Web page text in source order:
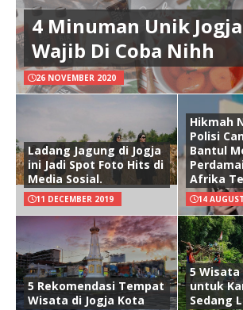
4 Minuman Unik
Wajib Di Coba Nihh
26 NOVEMBER 2020
Ladang Jagung di Jogja
ini Jadi Spot Foto Hits di
Media Sosial.
11 DECEMBER 2019
Hikmah
Polisi
Bantul
Afrika
14
5 Rekomendasi Tempat
Wisata di Jogja Kota
5 Wisata
untuk
Sedang